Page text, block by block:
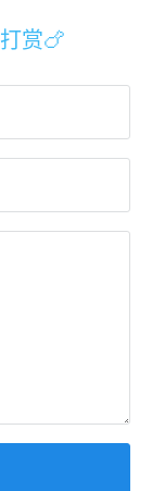
打赏🍗